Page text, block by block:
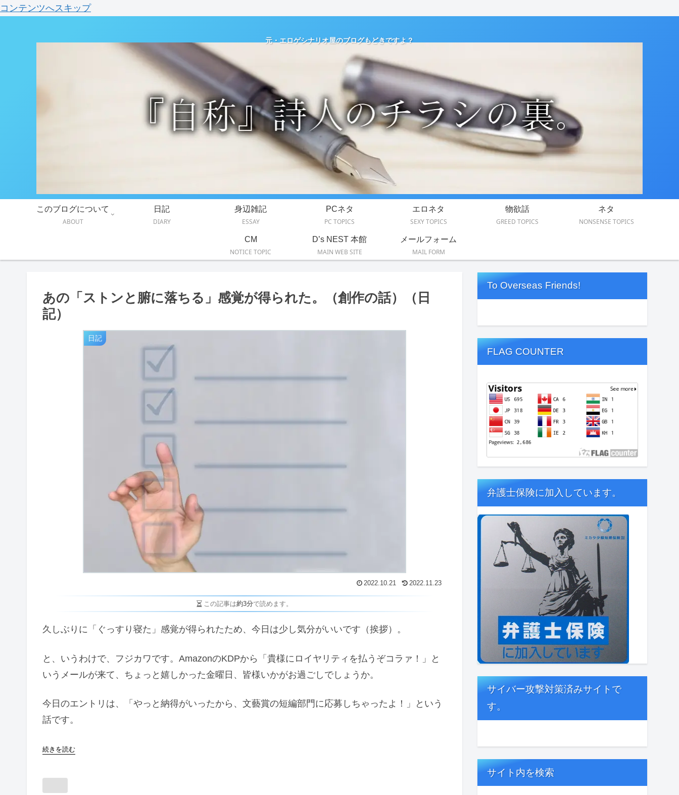
コンテンツへスキップ
元・エロゲシナリオ屋のブログもどきですよ？
このブログについて
ABOUT
日記
DIARY
身辺雑記
ESSAY
PCネタ
PC TOPICS
エロネタ
SEXY TOPICS
物欲話
GREED TOPICS
ネタ
NONSENSE TOPICS
CM
NOTICE TOPIC
D’s NEST 本館
MAIN WEB SITE
メールフォーム
MAIL FORM
あの「ストンと腑に落ちる」感覚が得られた。（創作の話）（日
記）
日記
2022.10.21 2022.11.23
この記事は約3分で読めます。
久しぶりに「ぐっすり寝た」感覚が得られたため、今日は少し気分がいいです（挨拶）。
と、いうわけで、フジカワです。AmazonのKDPから「貴様にロイヤリティを払うぞコラァ！」と
いうメールが来て、ちょっと嬉しかった金曜日、皆様いかがお過ごしでしょうか。
今日のエントリは、「やっと納得がいったから、文藝賞の短編部門に応募しちゃったよ！」という
話です。
続きを読む
To Overseas Friends!
FLAG COUNTER
弁護士保険に加入しています。
サイバー攻撃対策済みサイトで
す。
サイト内を検索